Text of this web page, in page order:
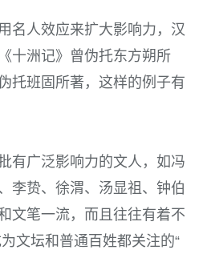
名人效应来扩大影响力，汉
十洲记》曾伪托东方朔所
托班固所著，这样的例子有
有广泛影响力的文人，如冯
李贽、徐渭、汤显祖、钟伯
文笔一流，而且往往有着不
文坛和普通百姓都关注的“